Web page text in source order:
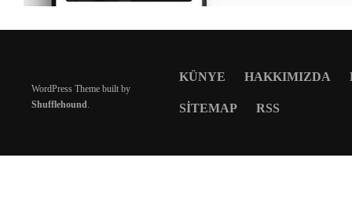
WordPress Theme built by
Shufflehound
KÜNYE HAKKIMIZDA
SITEMAP RSS